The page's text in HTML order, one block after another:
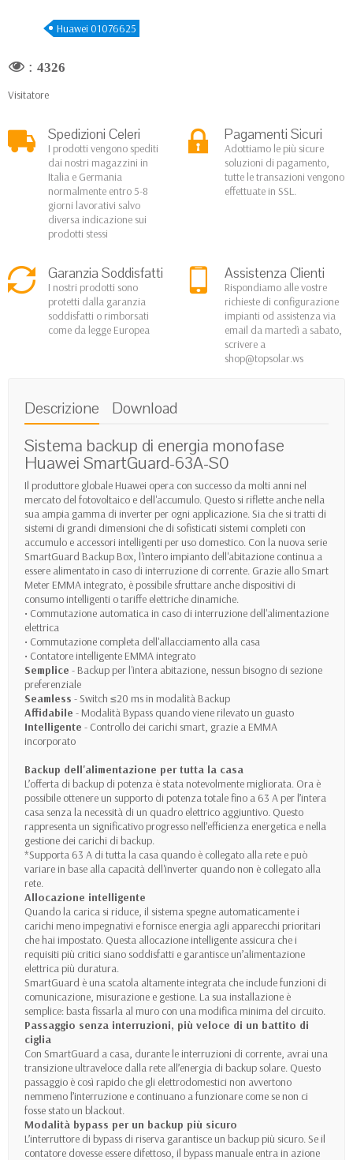
Huawei 01076625
: 4326
Visitatore
Spedizioni Celeri
I prodotti vengono spediti
dai nostri magazzini in
Italia e Germania
normalmente entro 5-8
giorni lavorativi salvo
diversa indicazione sui
prodotti stessi
Pagamenti Sicuri
Adottiamo le più sicure
soluzioni di pagamento,
tutte le transazioni vengono
effettuate in SSL.
Garanzia Soddisfatti
I nostri prodotti sono
protetti dalla garanzia
soddisfatti o rimborsati
come da legge Europea
Assistenza Clienti
Rispondiamo alle vostre
richieste di configurazione
impianti od assistenza via
email da martedì a sabato,
scrivere a
shop@topsolar.ws
Descrizione Download
Sistema backup di energia monofase
Huawei SmartGuard-63A-S0
Il produttore globale Huawei opera con successo da molti anni nel
mercato del fotovoltaico e dell'accumulo. Questo si riflette anche nella
sua ampia gamma di inverter per ogni applicazione. Sia che si tratti di
sistemi di grandi dimensioni che di sofisticati sistemi completi con
accumulo e accessori intelligenti per uso domestico. Con la nuova serie
SmartGuard Backup Box, l'intero impianto dell'abitazione continua a
essere alimentato in caso di interruzione di corrente. Grazie allo Smart
Meter EMMA integrato, è possibile sfruttare anche dispositivi di
consumo intelligenti o tariffe elettriche dinamiche.
• Commutazione automatica in caso di interruzione dell'alimentazione
elettrica
• Commutazione completa dell'allacciamento alla casa
• Contatore intelligente EMMA integrato
Semplice - Backup per l'intera abitazione, nessun bisogno di sezione
preferenziale
Seamless - Switch ≤20 ms in modalità Backup
Affidabile - Modalità Bypass quando viene rilevato un guasto
Intelligente - Controllo dei carichi smart, grazie a EMMA
incorporato
Backup dell'alimentazione per tutta la casa
L’offerta di backup di potenza è stata notevolmente migliorata. Ora è
possibile ottenere un supporto di potenza totale fino a 63 A per l’intera
casa senza la necessità di un quadro elettrico aggiuntivo. Questo
rappresenta un significativo progresso nell’efficienza energetica e nella
gestione dei carichi di backup.
*Supporta 63 A di tutta la casa quando è collegato alla rete e può
variare in base alla capacità dell'inverter quando non è collegato alla
rete.
Allocazione intelligente
Quando la carica si riduce, il sistema spegne automaticamente i
carichi meno impegnativi e fornisce energia agli apparecchi prioritari
che hai impostato. Questa allocazione intelligente assicura che i
requisiti più critici siano soddisfatti e garantisce un’alimentazione
elettrica più duratura.
SmartGuard è una scatola altamente integrata che include funzioni di
comunicazione, misurazione e gestione. La sua installazione è
semplice: basta fissarla al muro con una modifica minima del circuito.
Passaggio senza interruzioni, più veloce di un battito di
ciglia
Con SmartGuard a casa, durante le interruzioni di corrente, avrai una
transizione ultraveloce dalla rete all’energia di backup solare. Questo
passaggio è così rapido che gli elettrodomestici non avvertono
nemmeno l’interruzione e continuano a funzionare come se non ci
fosse stato un blackout.
Modalità bypass per un backup più sicuro
L’interruttore di bypass di riserva garantisce un backup più sicuro. Se il
contatore dovesse essere difettoso, il bypass manuale entra in azione